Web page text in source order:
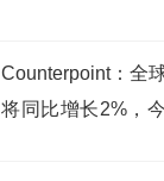
Counterpoint：全
将同比增长2%，